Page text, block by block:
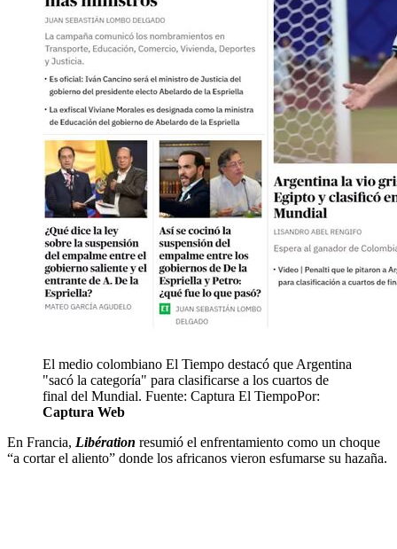
El medio colombiano El Tiempo destacó que Argentina
"sacó la categoría" para clasificarse a los cuartos de
final del Mundial. Fuente: Captura El TiempoPor:
Captura Web
En Francia, Libération resumió el enfrentamiento como un choque
“a cortar el aliento” donde los africanos vieron esfumarse su hazaña.